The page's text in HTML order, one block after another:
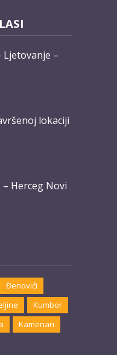
Ljetovanje –
lokaciji
Herceg Novi
Đenovići
Kumbor
Kamenari